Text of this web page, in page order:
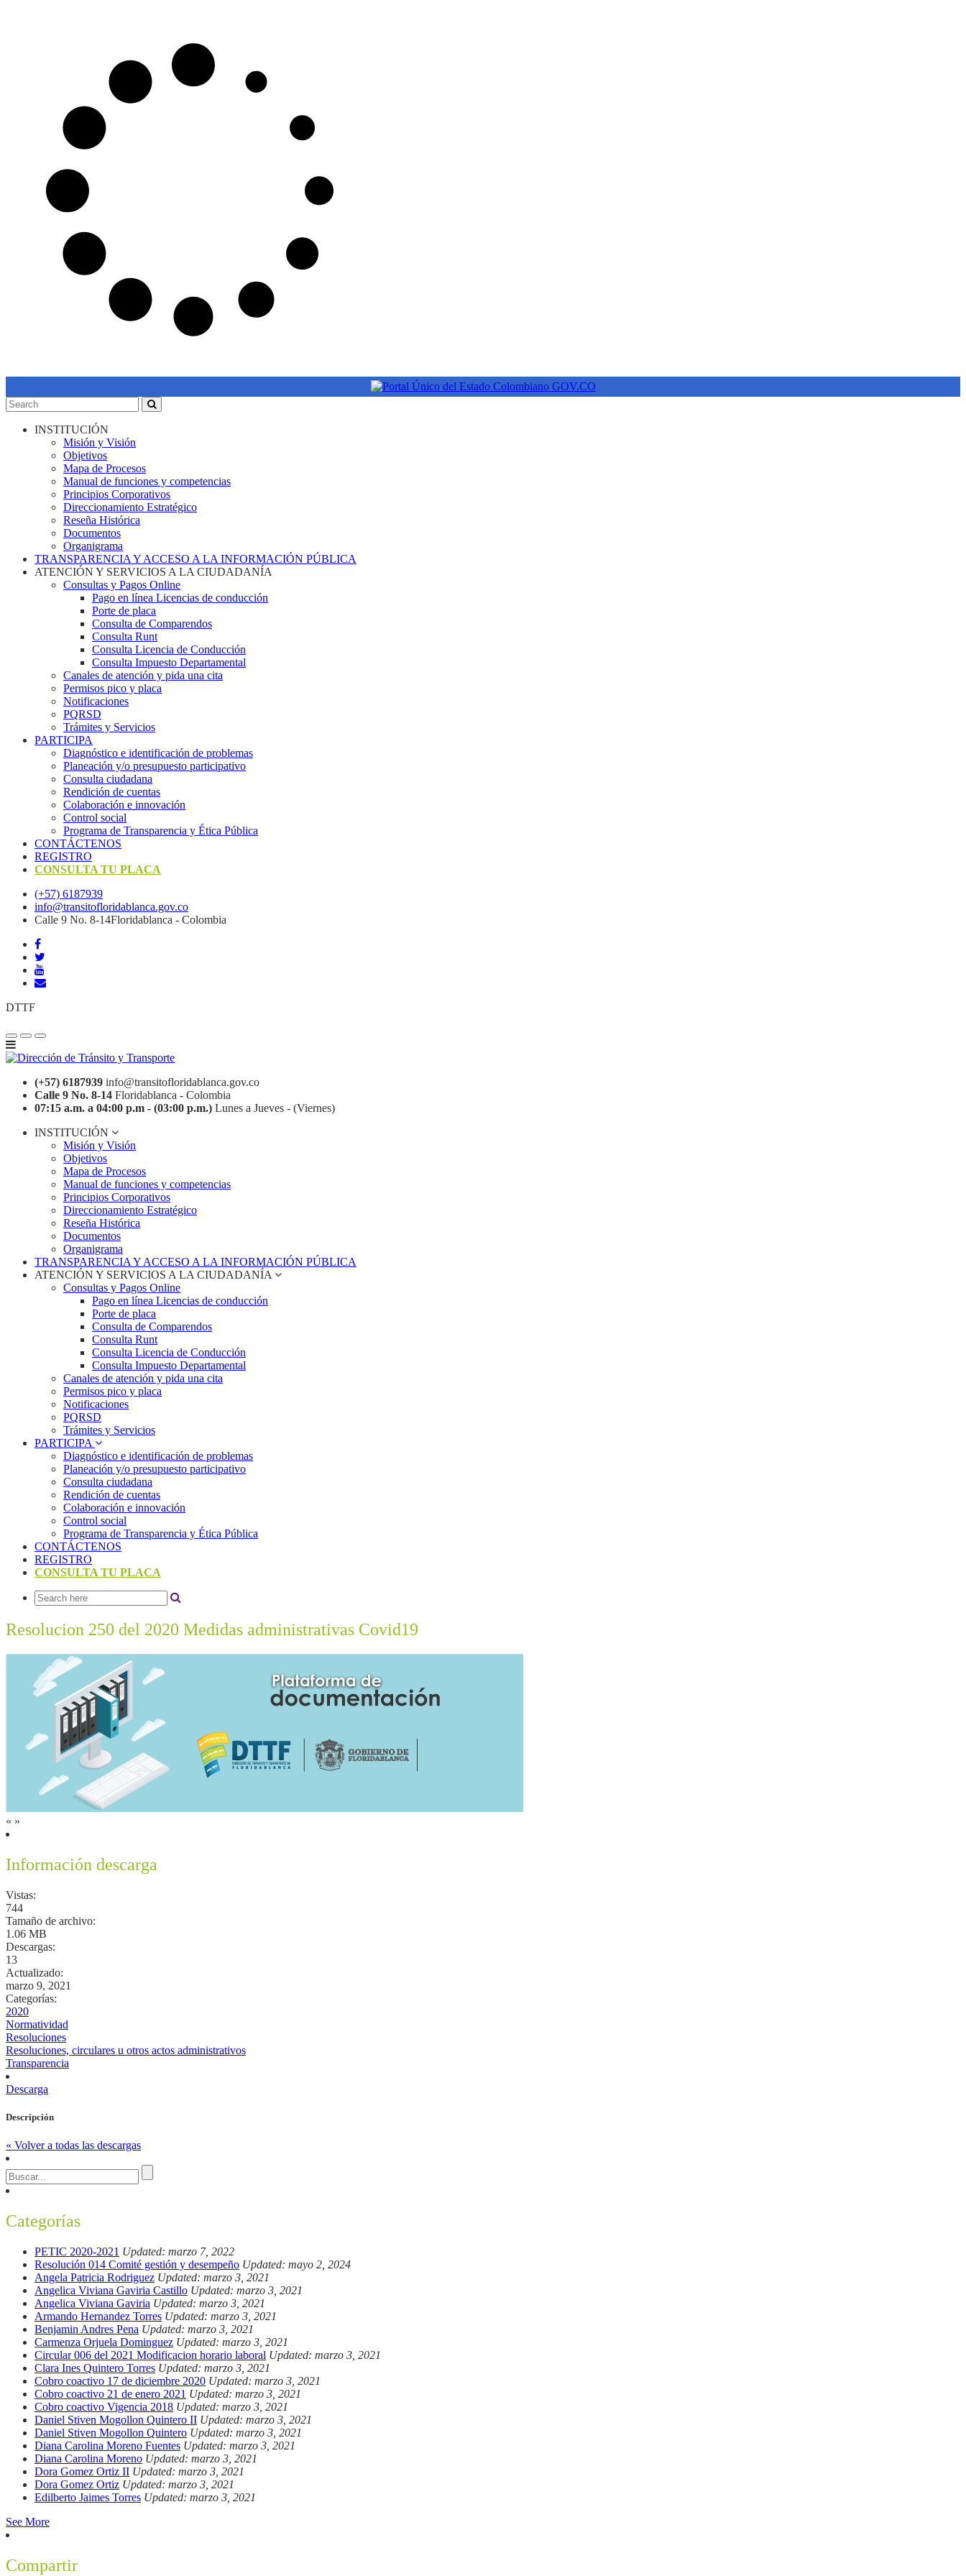
INSTITUCIÓN
Misión y Visión
Objetivos
Mapa de Procesos
Manual de funciones y competencias
Principios Corporativos
Direccionamiento Estratégico
Reseña Histórica
Documentos
Organigrama
TRANSPARENCIA Y ACCESO A LA INFORMACIÓN PÚBLICA
ATENCIÓN Y SERVICIOS A LA CIUDADANÍA
Consultas y Pagos Online
Pago en línea Licencias de conducción
Porte de placa
Consulta de Comparendos
Consulta Runt
Consulta Licencia de Conducción
Consulta Impuesto Departamental
Canales de atención y pida una cita
Permisos pico y placa
Notificaciones
PQRSD
Trámites y Servicios
PARTICIPA
Diagnóstico e identificación de problemas
Planeación y/o presupuesto participativo​
Consulta ciudadana
Rendición de cuentas
Colaboración e innovación
Control social
Programa de Transparencia y Ética Pública
CONTÁCTENOS
REGISTRO
CONSULTA TU PLACA
(+57) 6187939
info@transitofloridablanca.gov.co
Calle 9 No. 8-14Floridablanca - Colombia
DTTF
(+57) 6187939 info@transitofloridablanca.gov.co
Calle 9 No. 8-14 Floridablanca - Colombia
07:15 a.m. a 04:00 p.m - (03:00 p.m.) Lunes a Jueves - (Viernes)
INSTITUCIÓN
Misión y Visión
Objetivos
Mapa de Procesos
Manual de funciones y competencias
Principios Corporativos
Direccionamiento Estratégico
Reseña Histórica
Documentos
Organigrama
TRANSPARENCIA Y ACCESO A LA INFORMACIÓN PÚBLICA
ATENCIÓN Y SERVICIOS A LA CIUDADANÍA
Consultas y Pagos Online
Pago en línea Licencias de conducción
Porte de placa
Consulta de Comparendos
Consulta Runt
Consulta Licencia de Conducción
Consulta Impuesto Departamental
Canales de atención y pida una cita
Permisos pico y placa
Notificaciones
PQRSD
Trámites y Servicios
PARTICIPA
Diagnóstico e identificación de problemas
Planeación y/o presupuesto participativo​
Consulta ciudadana
Rendición de cuentas
Colaboración e innovación
Control social
Programa de Transparencia y Ética Pública
CONTÁCTENOS
REGISTRO
CONSULTA TU PLACA
Resolucion 250 del 2020 Medidas administrativas Covid19
« »
Información descarga
Vistas:
744
Tamaño de archivo:
1.06 MB
Descargas:
13
Actualizado:
marzo 9, 2021
Categorías:
2020
Normatividad
Resoluciones
Resoluciones, circulares u otros actos administrativos
Transparencia
Descarga
Descripción
« Volver a todas las descargas
Categorías
PETIC 2020-2021 Updated: marzo 7, 2022
Resolución 014 Comité gestión y desempeño Updated: mayo 2, 2024
Angela Patricia Rodriguez Updated: marzo 3, 2021
Angelica Viviana Gaviria Castillo Updated: marzo 3, 2021
Angelica Viviana Gaviria Updated: marzo 3, 2021
Armando Hernandez Torres Updated: marzo 3, 2021
Benjamin Andres Pena Updated: marzo 3, 2021
Carmenza Orjuela Dominguez Updated: marzo 3, 2021
Circular 006 del 2021 Modificacion horario laboral Updated: marzo 3, 2021
Clara Ines Quintero Torres Updated: marzo 3, 2021
Cobro coactivo 17 de diciembre 2020 Updated: marzo 3, 2021
Cobro coactivo 21 de enero 2021 Updated: marzo 3, 2021
Cobro coactivo Vigencia 2018 Updated: marzo 3, 2021
Daniel Stiven Mogollon Quintero II Updated: marzo 3, 2021
Daniel Stiven Mogollon Quintero Updated: marzo 3, 2021
Diana Carolina Moreno Fuentes Updated: marzo 3, 2021
Diana Carolina Moreno Updated: marzo 3, 2021
Dora Gomez Ortiz II Updated: marzo 3, 2021
Dora Gomez Ortiz Updated: marzo 3, 2021
Edilberto Jaimes Torres Updated: marzo 3, 2021
See More
Compartir